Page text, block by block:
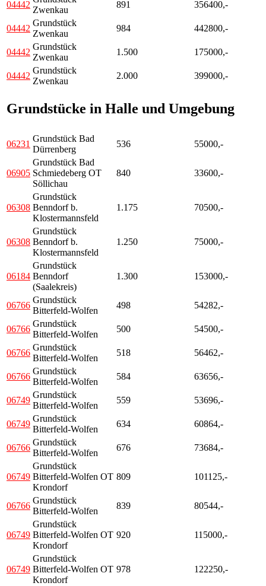
04442
Zwenkau
891 356400,-
04442
Grundstück
Zwenkau
984 442800,-
04442
Grundstück
Zwenkau
1.500 175000,-
04442
Grundstück
Zwenkau
2.000 399000,-
Grundstücke in Halle und Umgebung
06231
Grundstück Bad
Dürrenberg
536 55000,-
06905
Grundstück Bad
Schmiedeberg OT
Söllichau
840 33600,-
06308
Grundstück
Benndorf b.
Klostermannsfeld
1.175 70500,-
06308
Grundstück
Benndorf b.
Klostermannsfeld
1.250 75000,-
06184
Grundstück
Benndorf
(Saalekreis)
1.300 153000,-
06766
Grundstück
Bitterfeld-Wolfen
498 54282,-
06766
Grundstück
Bitterfeld-Wolfen
500 54500,-
06766
Grundstück
Bitterfeld-Wolfen
518 56462,-
06766
Grundstück
Bitterfeld-Wolfen
584 63656,-
06749
Grundstück
Bitterfeld-Wolfen
559 53696,-
06749
Grundstück
Bitterfeld-Wolfen
634 60864,-
06766
Grundstück
Bitterfeld-Wolfen
676 73684,-
06749
Grundstück
Bitterfeld-Wolfen OT
Krondorf
809 101125,-
06766
Grundstück
Bitterfeld-Wolfen
839 80544,-
06749
Grundstück
Bitterfeld-Wolfen OT
Krondorf
920 115000,-
06749
Grundstück
Bitterfeld-Wolfen OT
Krondorf
978 122250,-